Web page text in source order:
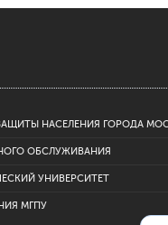
НАСЕЛЕНИЯ ГОРОДА
ОБСЛУЖИВАНИЯ
УНИВЕРСИТЕТ
МГПУ